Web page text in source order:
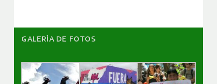
GALERÌA DE FOTOS